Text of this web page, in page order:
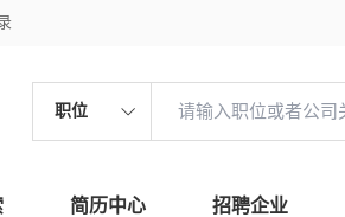
职位
简历中心 招聘企业